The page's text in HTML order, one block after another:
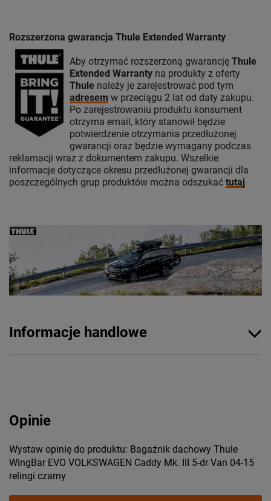
Rozszerzona gwarancja Thule Extended Warranty
Aby otrzymać rozszerzoną gwarancję Thule
Extended Warranty na produkty z oferty
Thule należy je zarejestrować pod tym
adresem w przeciągu 2 lat od daty zakupu.
Po zarejestrowaniu produktu konsument
otrzyma email, który stanowił będzie
potwierdzenie otrzymania przedłużonej
gwarancji oraz będzie wymagany podczas
reklamacji wraz z dokumentem zakupu. Wszelkie
informacje dotyczące okresu przedłużonej gwarancji dla
poszczególnych grup produktów można odszukać tutaj
Informacje handlowe
Opinie
Wystaw opinię do produktu: Bagażnik dachowy Thule
WingBar EVO VOLKSWAGEN Caddy Mk. III 5-dr Van 04-15
relingi czarny